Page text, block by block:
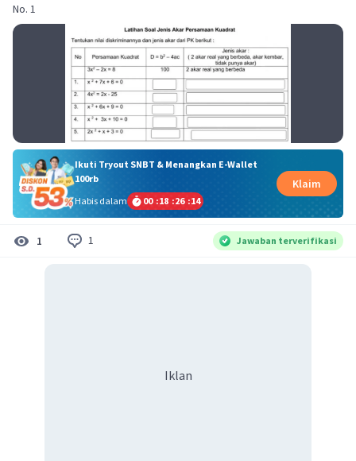
No. 1
Ikuti Tryout SNBT & Menangkan E-Wallet
100rb
Habis dalam
00 :18 :26 :14
Klaim
1 1 Jawaban terverifikasi
Iklan